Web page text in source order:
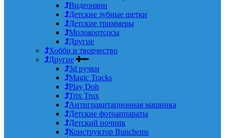
Видеоняни
Детские зубные щетки
Детские триммеры
Молокоотсосы
Другие
Хобби и творчество
Другие
3d ручки
Magic Tracks
Play Doh
Trix Trux
Антигравитационная машинка
Детские фотоаппараты
Детский ночник
Конструктор Bunchems